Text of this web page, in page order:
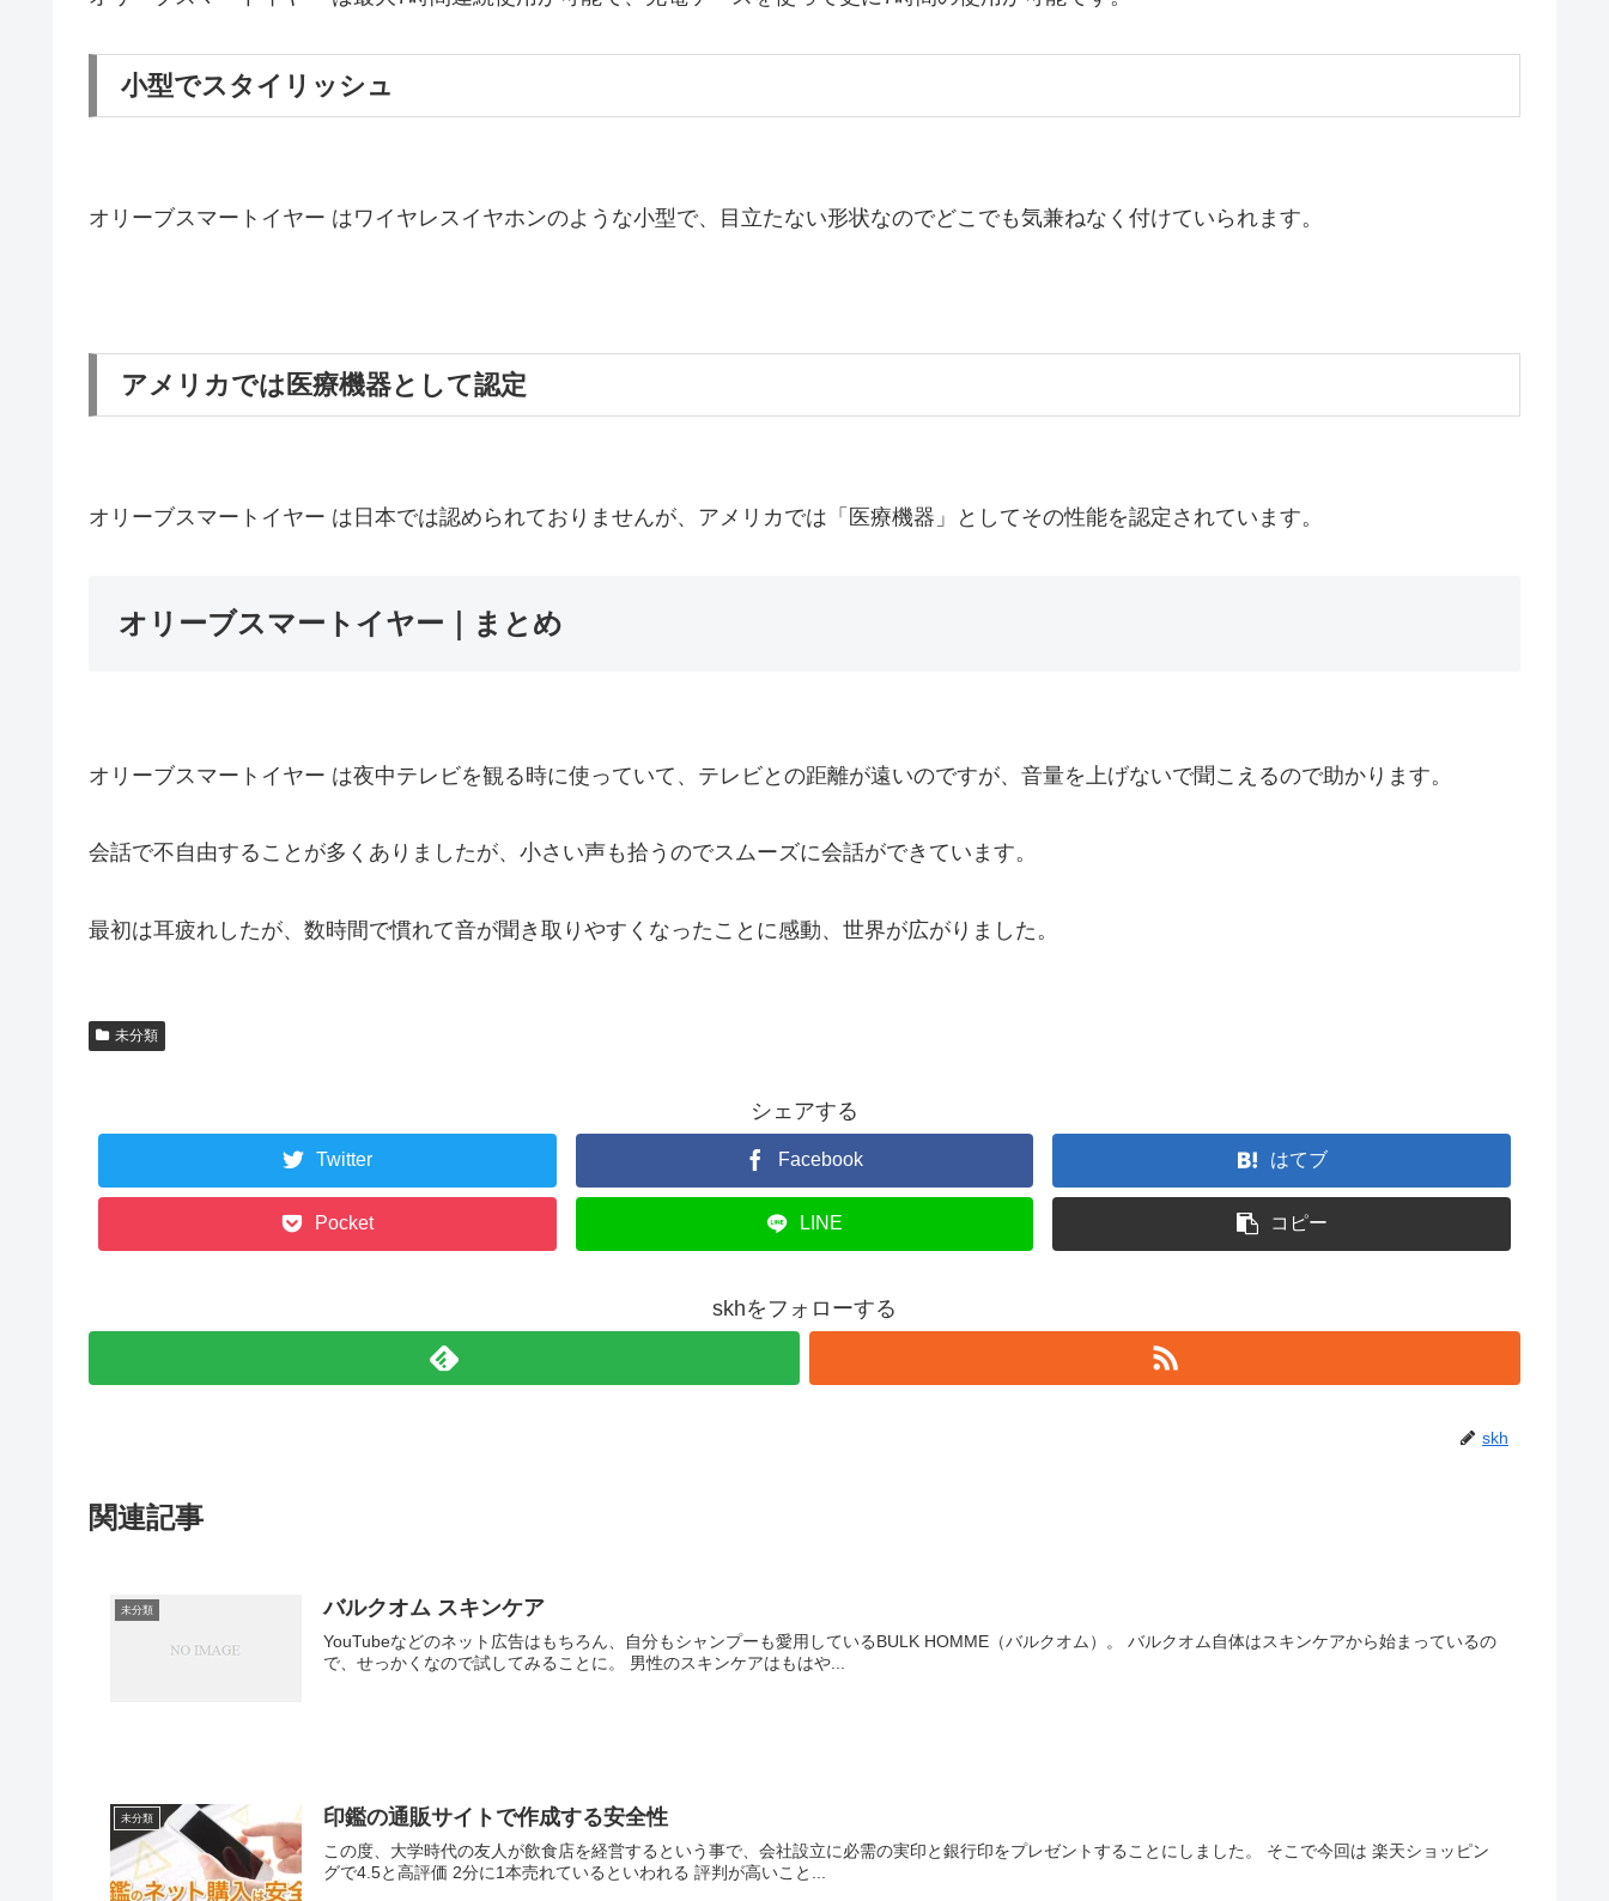
小型でスタイリッシュ
オリーブスマートイヤー はワイヤレスイヤホンのような小型で、目立たない形状なのでどこでも気兼ねなく付けていられます。
アメリカでは医療機器として認定
オリーブスマートイヤー は日本では認められておりませんが、アメリカでは「医療機器」としてその性能を認定されています。
オリーブスマートイヤー｜まとめ
オリーブスマートイヤー は夜中テレビを観る時に使っていて、テレビとの距離が遠いのですが、音量を上げないで聞こえるので助かります。
会話で不自由することが多くありましたが、小さい声も拾うのでスムーズに会話ができています。
最初は耳疲れしたが、数時間で慣れて音が聞き取りやすくなったことに感動、世界が広がりました。
未分類
シェアする
Twitter Facebook はてブ
Pocket LINE コピー
skhをフォローする
skh
関連記事
未分類 バルクオム スキンケア
YouTubeなどのネット広告はもちろん、自分もシャンプーも愛用しているBULK HOMME（バルクオム）。 バルクオム自体はスキンケアから始まっているの
で、せっかくなので試してみることに。 男性のスキンケアはもはや...
未分類 印鑑の通販サイトで作成する安全性
この度、大学時代の友人が飲食店を経営するという事で、会社設立に必需の実印と銀行印をプレゼントすることにしました。 そこで今回は 楽天ショッピン
グで4.5と高評価 2分に1本売れているといわれる 評判が高いこと...